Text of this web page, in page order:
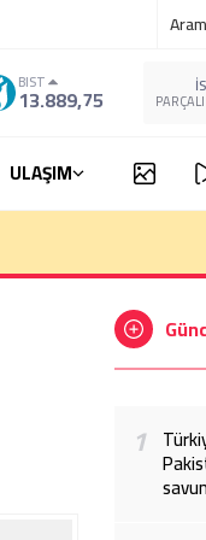
BIST
13.889,75
ULAŞIM
1